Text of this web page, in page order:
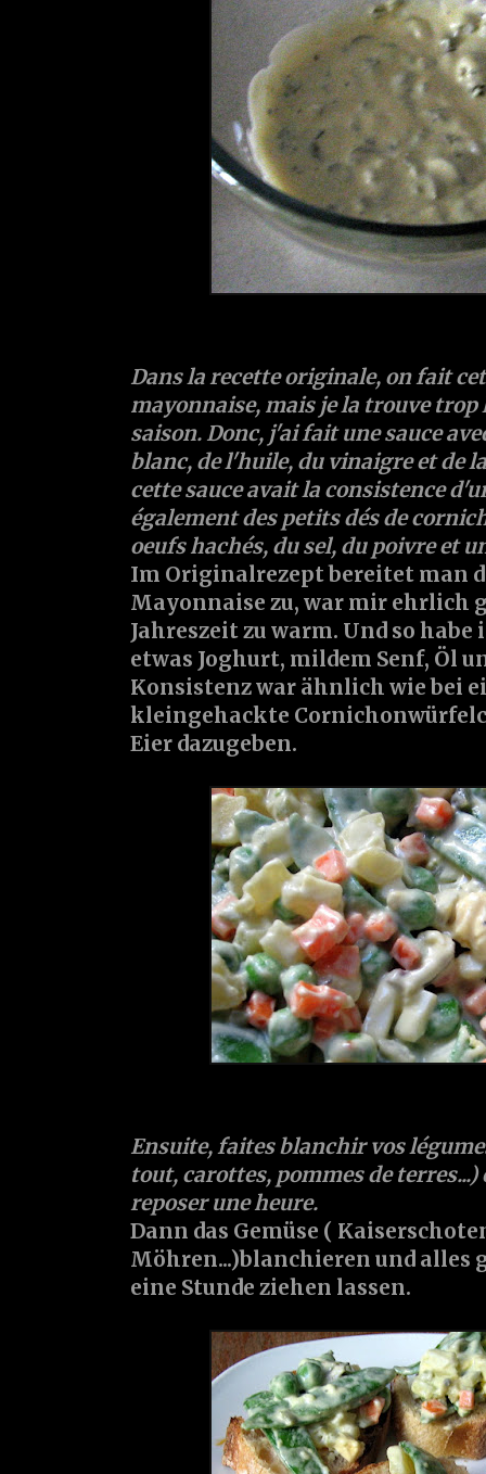
Dans la recette originale, on fait
mayonnaise, mais je la trouve trop
saison. Donc, j'ai fait une sauce
blanc, de l'huile, du vinaigre et de
cette sauce avait la consistence
également des petits dés de
oeufs hachés, du sel, du poivre et
Im Originalrezept bereitet man
Mayonnaise zu, war mir ehrlich
Jahreszeit zu warm. Und so habe
etwas Joghurt, mildem Senf, Öl
Konsistenz war ähnlich wie bei
kleingehackte
Eier dazugeben.
Ensuite, faites blanchir vos
tout, carottes, pommes de
reposer une heure.
Dann das Gemüse (
Möhren...)blanchieren und alles
eine Stunde ziehen lassen.